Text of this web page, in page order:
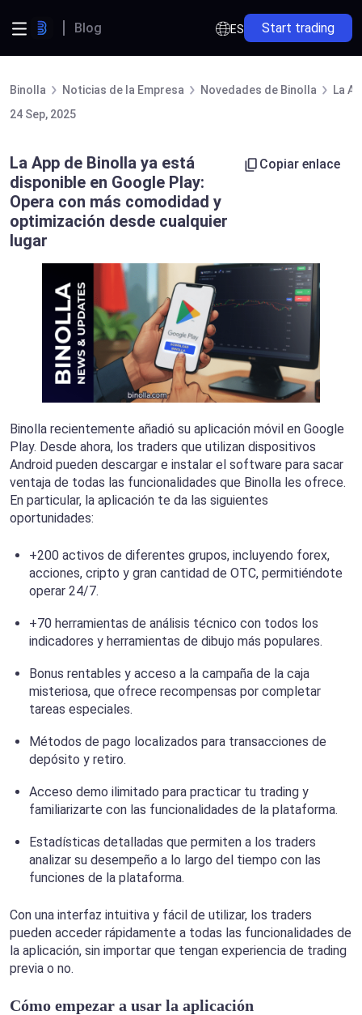
Blog ES Start trading
Binolla Noticias de la Empresa Novedades de Binolla
La
24 Sep, 2025
La App de Binolla ya está
disponible en Google Play:
Opera con más comodidad y
optimización desde cualquier
lugar
Copiar enlace
Binolla recientemente añadió su aplicación móvil en Google
Play. Desde ahora, los traders que utilizan dispositivos
Android pueden descargar e instalar el software para sacar
ventaja de todas las funcionalidades que Binolla les ofrece.
En particular, la aplicación te da las siguientes
oportunidades:
+200 activos de diferentes grupos, incluyendo forex,
acciones, cripto y gran cantidad de OTC, permitiéndote
operar 24/7.
+70 herramientas de análisis técnico con todos los
indicadores y herramientas de dibujo más populares.
Bonus rentables y acceso a la campaña de la caja
misteriosa, que ofrece recompensas por completar
tareas especiales.
Métodos de pago localizados para transacciones de
depósito y retiro.
Acceso demo ilimitado para practicar tu trading y
familiarizarte con las funcionalidades de la plataforma.
Estadísticas detalladas que permiten a los traders
analizar su desempeño a lo largo del tiempo con las
funciones de la plataforma.
Con una interfaz intuitiva y fácil de utilizar, los traders
pueden acceder rápidamente a todas las funcionalidades de
la aplicación, sin importar que tengan experiencia de trading
previa o no.
Cómo empezar a usar la aplicación